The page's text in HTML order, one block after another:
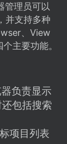
管理员可以
并支持多种
、View
主要功能。
负责显示
包括搜索
项目列表